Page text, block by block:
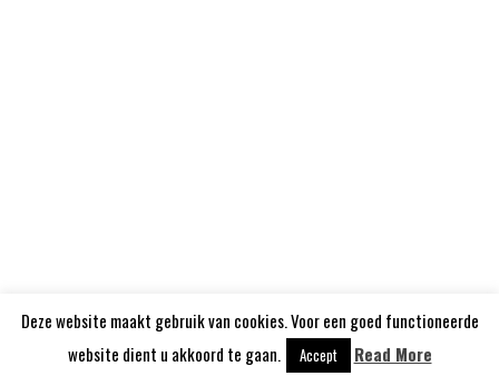
Deze website maakt gebruik van cookies. Voor een goed functioneerde
website dient u akkoord te gaan.
Accept Read More